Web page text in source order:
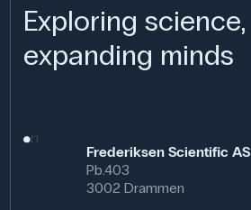
Exploring science,
expanding minds
Frederiksen Scientific AS
Pb.403
3002 Drammen